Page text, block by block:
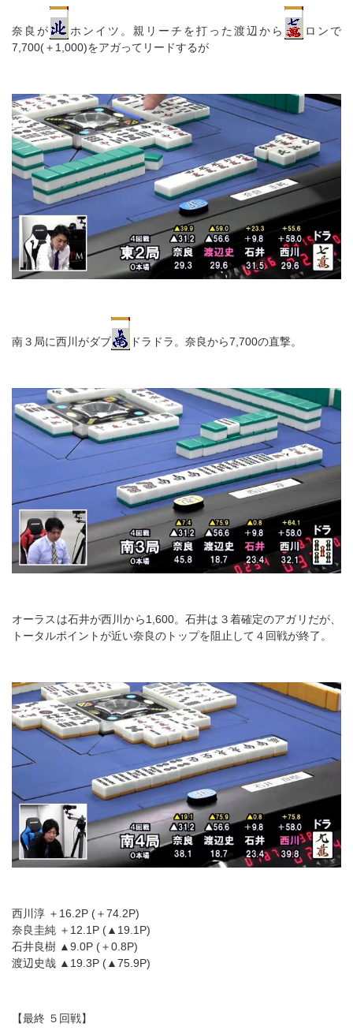
奈良が ホンイツ。親リーチを打った渡辺から
ロンで
7,700(＋1,000)をアガってリードするが
南３局に西川がダブ ドラドラ。奈良から7,700の直撃。
オーラスは石井が西川から1,600。石井は３着確定のアガリだが、
トータルポイントが近い奈良のトップを阻止して４回戦が終了。
西川淳 ＋16.2P (＋74.2P)
奈良圭純 ＋12.1P (▲19.1P)
石井良樹 ▲9.0P (＋0.8P)
渡辺史哉 ▲19.3P (▲75.9P)
【最終 ５回戦】